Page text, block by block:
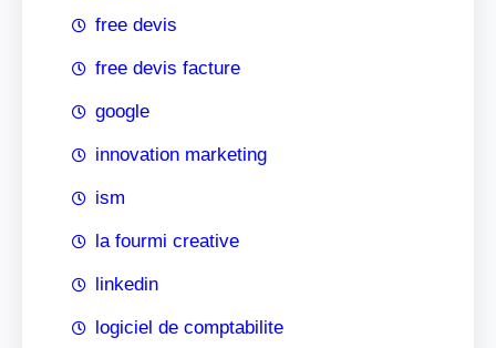
free devis
free devis facture
google
innovation marketing
ism
la fourmi creative
linkedin
logiciel de comptabilite